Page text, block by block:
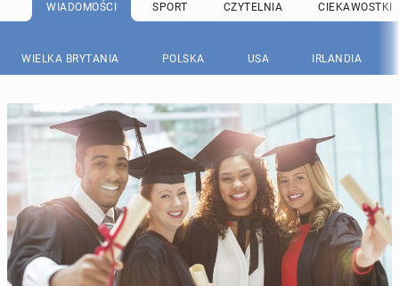
WIADOMOŚCI SPORT CZYTELNIA CIEKAWOSTKI
WIELKA BRYTANIA POLSKA USA IRLANDIA